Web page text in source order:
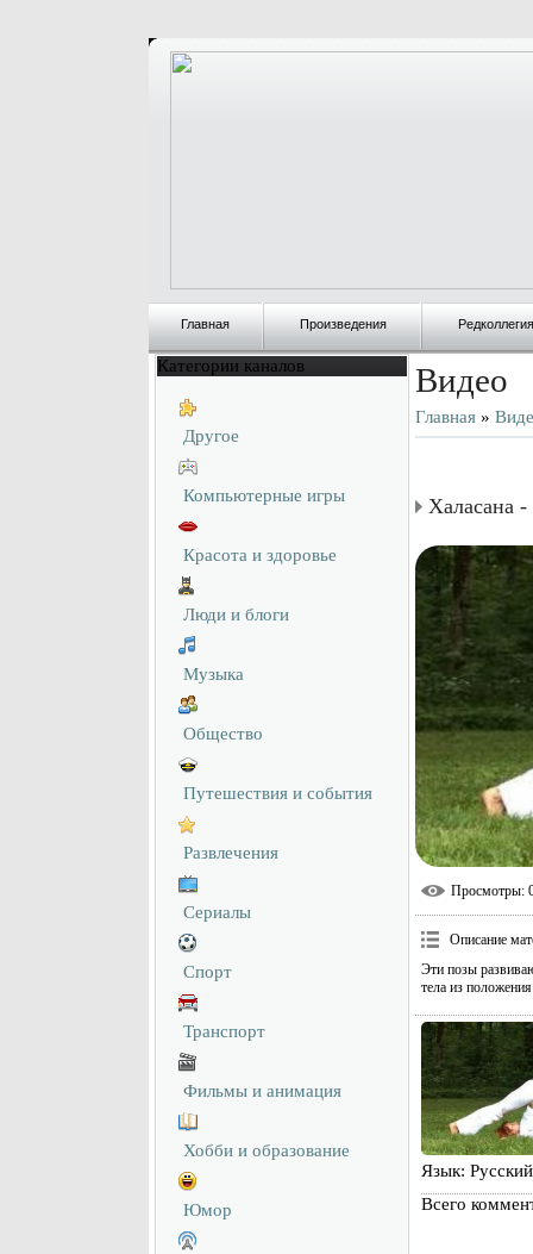
Главная Произведения Редколлегия
Категории каналов
Другое
Компьютерные игры
Красота и здоровье
Люди и блоги
Музыка
Общество
Путешествия и события
Развлечения
Сериалы
Спорт
Транспорт
Фильмы и анимация
Хобби и образование
Юмор
Видео
Главная»
Халасана -
Просмотры:
Описание
Эти позы
тела из
Язык: Русский
Всего